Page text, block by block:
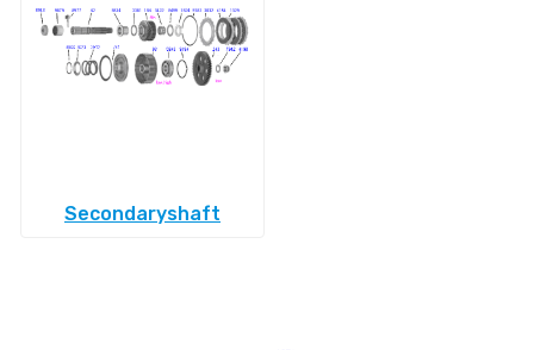
Secondaryshaft